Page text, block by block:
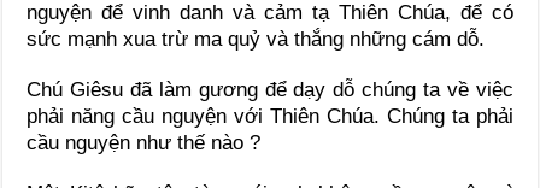
nguyện để vinh danh và cảm tạ Thiên Chúa, để có
sức mạnh xua trừ ma quỷ và thắng những cám dỗ.
Chú Giêsu đã làm gương để dạy dỗ chúng ta về việc
phải năng cầu nguyện với Thiên Chúa. Chúng ta phải
cầu nguyện như thế nào ?